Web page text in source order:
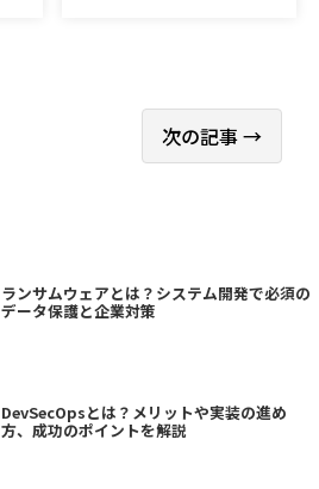
次の記事 →
ランサムウェアとは？システム開発で必須の
データ保護と企業対策
DevSecOpsとは？メリットや実装の進め
方、成功のポイントを解説